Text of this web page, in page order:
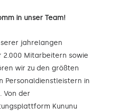
in unser Team!
jahrelangen
2.000 Mitarbeitern sowie
wir zu den größten
Personaldienstleistern in
Von der
Kununu